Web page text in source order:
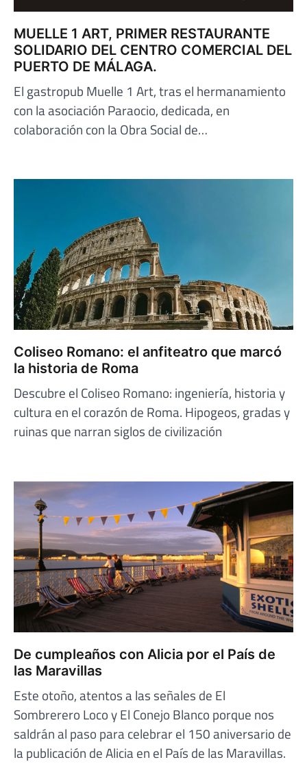
MUELLE 1 ART, PRIMER RESTAURANTE
SOLIDARIO DEL CENTRO COMERCIAL DEL
PUERTO DE MÁLAGA.
El gastropub Muelle 1 Art, tras el hermanamiento
con la asociación Paraocio, dedicada, en
colaboración con la Obra Social de…
Coliseo Romano: el anfiteatro que marcó
la historia de Roma
Descubre el Coliseo Romano: ingeniería, historia y
cultura en el corazón de Roma. Hipogeos, gradas y
ruinas que narran siglos de civilización
De cumpleaños con Alicia por el País de
las Maravillas
Este otoño, atentos a las señales de El
Sombrerero Loco y El Conejo Blanco porque nos
saldrán al paso para celebrar el 150 aniversario de
la publicación de Alicia en el País de las Maravillas.